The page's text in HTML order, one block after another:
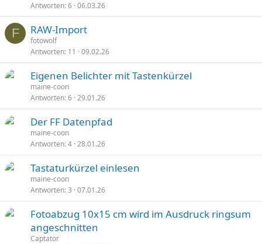
Antworten 6 06.03.26
F RAW-Import
fotowolf
Antworten 11 09.02.26
Eigenen Belichter mit Tastenkürzel
maine-coon
Antworten 6 29.01.26
Der FF Datenpfad
maine-coon
Antworten 4 28.01.26
Tastaturkürzel einlesen
maine-coon
Antworten 3 07.01.26
Fotoabzug 10x15 cm wird im Ausdruck ringsum
angeschnitten
Captator